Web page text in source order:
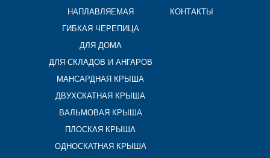
НАПЛАВЛЯЕМАЯ
ГИБКАЯ ЧЕРЕПИЦА
ДЛЯ ДОМА
ДЛЯ СКЛАДОВ И АНГАРОВ
МАНСАРДНАЯ КРЫША
ДВУХСКАТНАЯ КРЫША
ВАЛЬМОВАЯ КРЫША
ПЛОСКАЯ КРЫША
ОДНОСКАТНАЯ КРЫША
КОНТАКТЫ